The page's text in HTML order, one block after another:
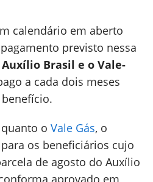
calendário em aberto
previsto nessa
Auxílio Brasil e o Vale-
a cada dois meses
o Vale Gás, o
os beneficiários cujo
de agosto do Auxílio
aprovado em